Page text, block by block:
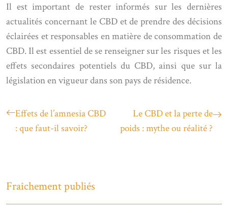
Il est important de rester informés sur les dernières
actualités concernant le CBD et de prendre des décisions
éclairées et responsables en matière de consommation de
CBD. Il est essentiel de se renseigner sur les risques et les
effets secondaires potentiels du CBD, ainsi que sur la
législation en vigueur dans son pays de résidence.
Effets de l’amnesia CBD
: que faut-il savoir?
Le CBD et la perte de
poids : mythe ou réalité ?
Fraîchement publiés